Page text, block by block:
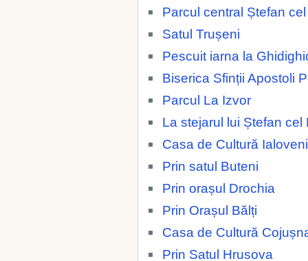
Parcul central Ștefan
Satul Trușeni
Pescuit iarna la
Biserica Sfinții Apostoli
Parcul La Izvor
La stejarul lui Ștefan cel
Casa de Cultură Ialoveni
Prin satul Buteni
Prin orașul Drochia
Prin Orașul Bălți
Casa de Cultură
Prin Satul Hrusova